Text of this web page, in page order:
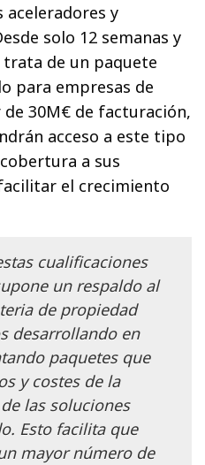
y
solo 12 semanas y
trata de un paquete
para empresas de
30M€ de facturación,
acceso a este tipo
a sus
el crecimiento
cualificaciones
un respaldo al
de propiedad
desarrollando en
paquetes que
y costes de la
las soluciones
Esto facilita que
mayor número de